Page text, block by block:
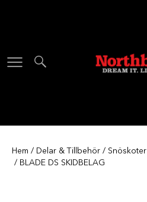
Hem / Delar & Tillbehör / Snöskoter
/ BLADE DS SKIDBELAG